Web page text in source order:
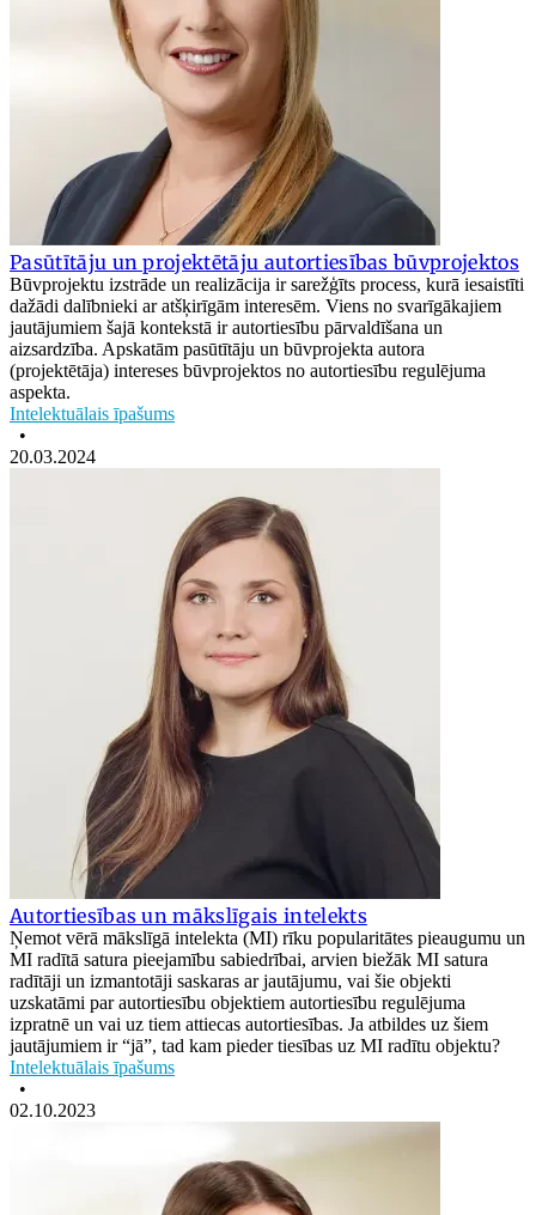
Pasūtītāju un projektētāju autortiesības būvprojektos
Būvprojektu izstrāde un realizācija ir sarežģīts process, kurā iesaistīti
dažādi dalībnieki ar atšķirīgām interesēm. Viens no svarīgākajiem
jautājumiem šajā kontekstā ir autortiesību pārvaldīšana un
aizsardzība. Apskatām pasūtītāju un būvprojekta autora
(projektētāja) intereses būvprojektos no autortiesību regulējuma
aspekta.
Intelektuālais īpašums
•
20.03.2024
Autortiesības un mākslīgais intelekts
Ņemot vērā mākslīgā intelekta (MI) rīku popularitātes pieaugumu un
MI radītā satura pieejamību sabiedrībai, arvien biežāk MI satura
radītāji un izmantotāji saskaras ar jautājumu, vai šie objekti
uzskatāmi par autortiesību objektiem autortiesību regulējuma
izpratnē un vai uz tiem attiecas autortiesības. Ja atbildes uz šiem
jautājumiem ir “jā”, tad kam pieder tiesības uz MI radītu objektu?
Intelektuālais īpašums
•
02.10.2023